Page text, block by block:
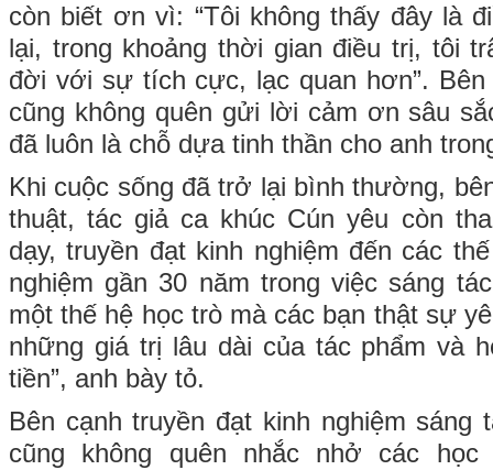
còn biết ơn vì: “Tôi không thấy đây là
lại, trong khoảng thời gian điều trị, tôi
đời với sự tích cực, lạc quan hơn”. Bên
cũng không quên gửi lời cảm ơn sâu
đã luôn là chỗ dựa tinh thần cho anh
Khi cuộc sống đã trở lại bình thường,
thuật, tác giả ca khúc Cún yêu còn
dạy, truyền đạt kinh nghiệm đến các
nghiệm gần 30 năm trong việc sáng
một thế hệ học trò mà các bạn thật sự
những giá trị lâu dài của tác phẩm và
tiền”, anh bày tỏ.
Bên cạnh truyền đạt kinh nghiệm sáng
cũng không quên nhắc nhở các